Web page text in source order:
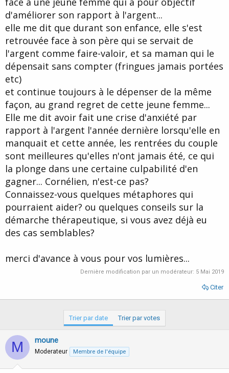
d
e
l
a
d
i
c
u
s
s
i
o
t
d'améliorer son rapport à l'argent...
elle me dit que durant son enfance, elle s'est
retrouvée face à son père qui se servait de
l'argent comme faire-valoir, et sa maman qui le
dépensait sans compter (fringues jamais portées
etc)
et continue toujours à le dépenser de la même
façon, au grand regret de cette jeune femme...
Elle me dit avoir fait une crise d'anxiété par
rapport à l'argent l'année dernière lorsqu'elle en
manquait et cette année, les rentrées du couple
sont meilleures qu'elles n'ont jamais été, ce qui
la plonge dans une certaine culpabilité d'en
gagner... Cornélien, n'est-ce pas?
Connaissez-vous quelques métaphores qui
pourraient aider? ou quelques conseils sur la
démarche thérapeutique, si vous avez déjà eu
des cas semblables?
merci d'avance à vous pour vos lumières...
Dernière modification par un modérateur: 5 Mai 2019
Citer
Trier par date Trier par votes
M moune
Moderateur Membre de l'équipe